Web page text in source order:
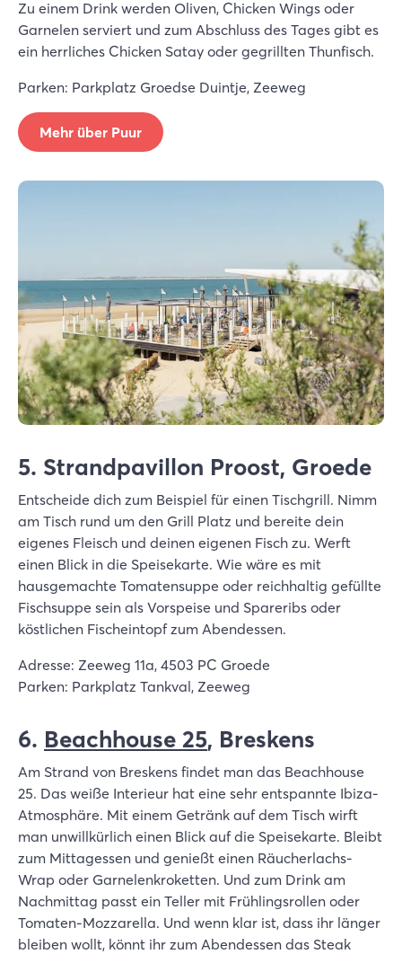
Zu einem Drink werden Oliven, Chicken Wings oder
Garnelen serviert und zum Abschluss des Tages gibt es
ein herrliches Chicken Satay oder gegrillten Thunfisch.
Parken: Parkplatz Groedse Duintje, Zeeweg
Mehr über Puur
5. Strandpavillon Proost, Groede
Entscheide dich zum Beispiel für einen Tischgrill. Nimm
am Tisch rund um den Grill Platz und bereite dein
eigenes Fleisch und deinen eigenen Fisch zu. Werft
einen Blick in die Speisekarte. Wie wäre es mit
hausgemachte Tomatensuppe oder reichhaltig gefüllte
Fischsuppe sein als Vorspeise und Spareribs oder
köstlichen Fischeintopf zum Abendessen.
Adresse: Zeeweg 11a, 4503 PC Groede
Parken: Parkplatz Tankval, Zeeweg
6. Beachhouse 25, Breskens
Am Strand von Breskens findet man das Beachhouse
25. Das weiße Interieur hat eine sehr entspannte Ibiza-
Atmosphäre. Mit einem Getränk auf dem Tisch wirft
man unwillkürlich einen Blick auf die Speisekarte. Bleibt
zum Mittagessen und genießt einen Räucherlachs-
Wrap oder Garnelenkroketten. Und zum Drink am
Nachmittag passt ein Teller mit Frühlingsrollen oder
Tomaten-Mozzarella. Und wenn klar ist, dass ihr länger
bleiben wollt, könnt ihr zum Abendessen das Steak